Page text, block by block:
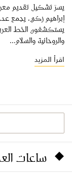
يسرّ تشكيل تقديم
إبراهيم زكي، يجمع
يستكشفون الخط
والروحانية والسلام...
اقرأ المزيد
ساعات